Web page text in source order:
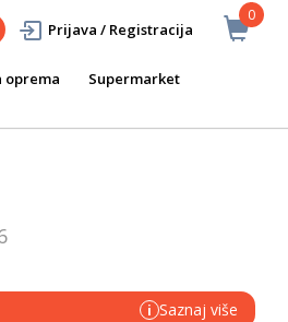
0
Prijava / Registracija
oprema
Supermarket
i Saznaj više